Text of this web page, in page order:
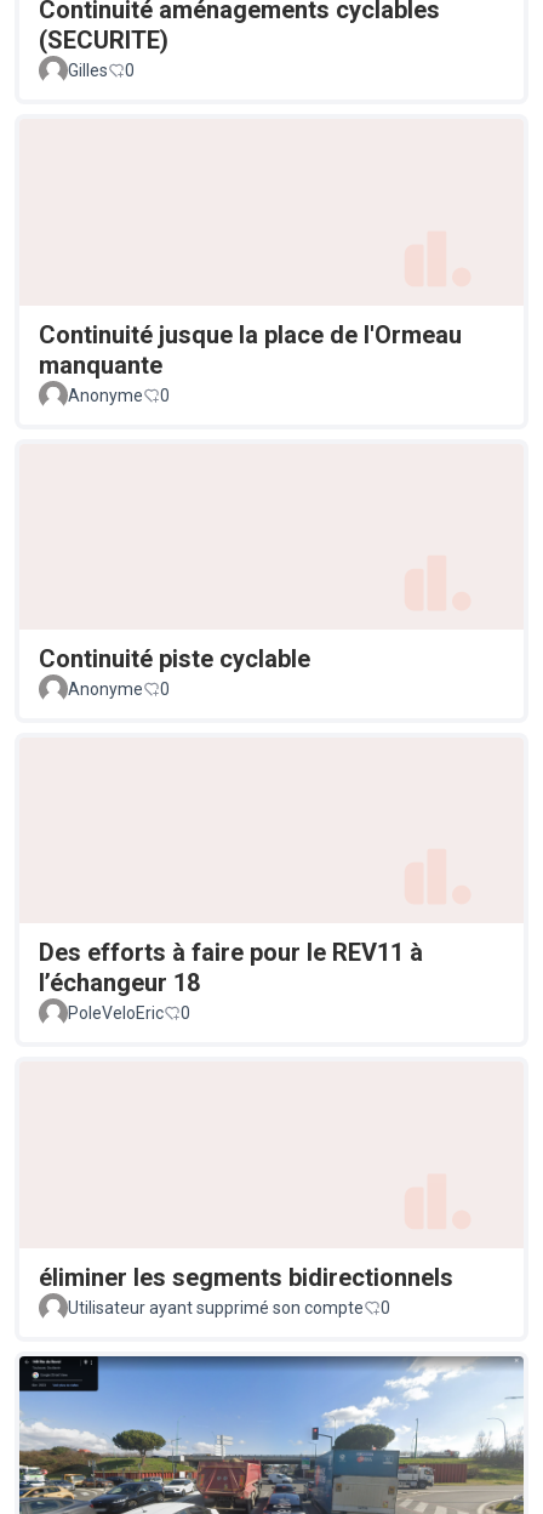
Continuité aménagements cyclables
(SECURITE)
Gilles 0
Continuité jusque la place de l'Ormeau
manquante
Anonyme 0
Continuité piste cyclable
Anonyme 0
Des efforts à faire pour le REV11 à
l’échangeur 18
PoleVeloEric 0
éliminer les segments bidirectionnels
Utilisateur ayant supprimé son compte 0